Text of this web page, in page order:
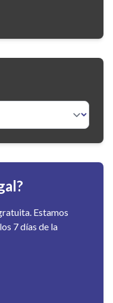
Estamos
7 días de la